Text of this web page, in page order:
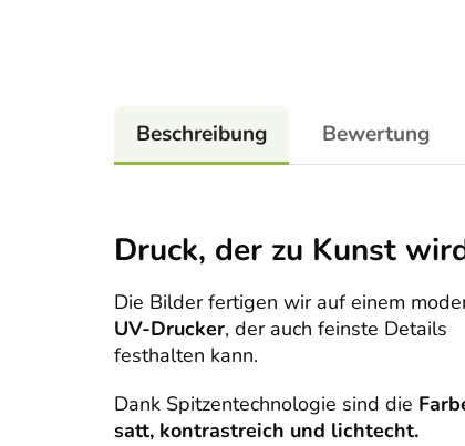
Beschreibung Bewertung
Druck, der zu Kunst
Die Bilder fertigen wir auf einem
UV-Drucker, der auch feinste Details
festhalten kann.
Dank Spitzentechnologie sind die
satt, kontrastreich und lichtecht.